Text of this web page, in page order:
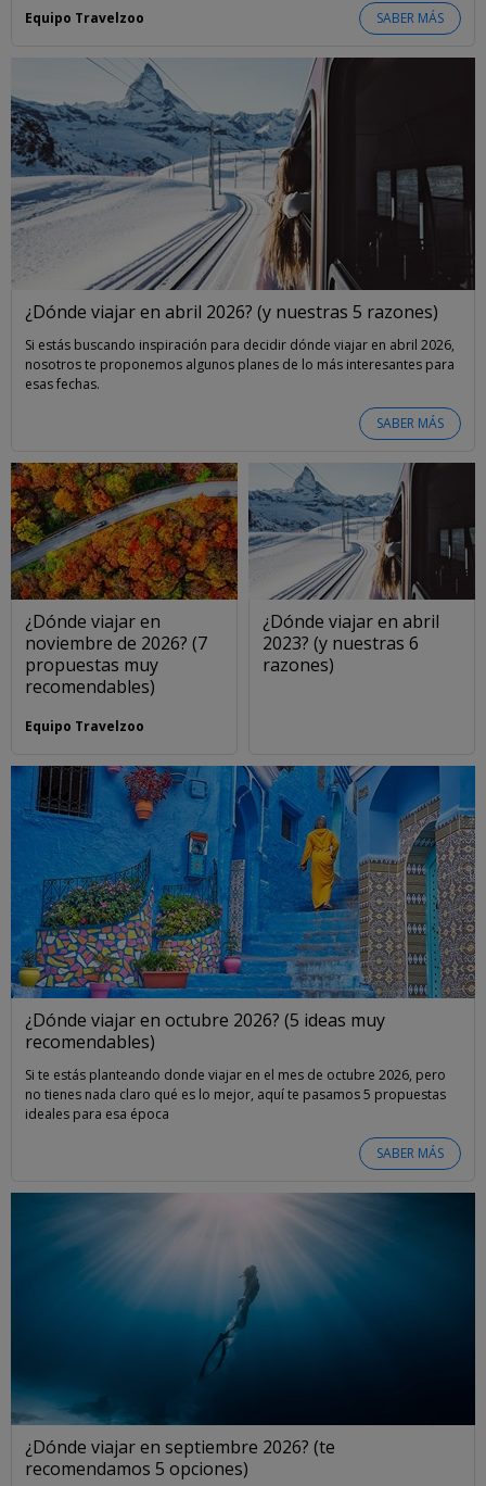
SABER MÁS
Equipo Travelzoo
¿Dónde viajar en abril 2026? (y nuestras 5 razones)
Si estás buscando inspiración para decidir dónde viajar en abril 2026,
nosotros te proponemos algunos planes de lo más interesantes para
esas fechas.
SABER MÁS
¿Dónde viajar en
noviembre de 2026? (7
propuestas muy
recomendables)
Equipo Travelzoo
¿Dónde viajar en abril
2023? (y nuestras 6
razones)
¿Dónde viajar en octubre 2026? (5 ideas muy
recomendables)
Si te estás planteando donde viajar en el mes de octubre 2026, pero
no tienes nada claro qué es lo mejor, aquí te pasamos 5 propuestas
ideales para esa época
SABER MÁS
¿Dónde viajar en septiembre 2026? (te
recomendamos 5 opciones)